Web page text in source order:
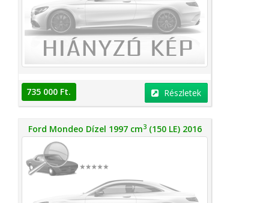
735 000 Ft. Részletek
Ford Mondeo Dízel 1997 cm3(150 LE) 2016